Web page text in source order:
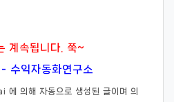
계속됩니다. 쭉~
수익자동화연구소
에 의해 자동으로 생성된 글이며 의